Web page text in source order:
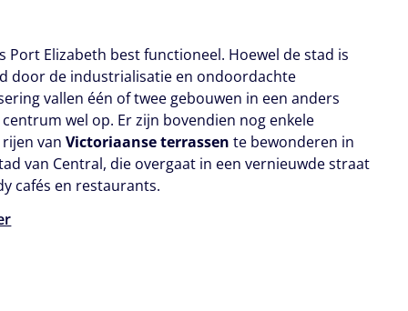
Port Elizabeth best functioneel. Hoewel de stad is
door de industrialisatie en ondoordachte
vallen één of twee gebouwen in een anders
wel op. Er zijn bovendien nog enkele
rijen vanVictoriaanse terrassen te bewonderen in
van Central, die overgaat in een vernieuwde straat
cafés en restaurants.